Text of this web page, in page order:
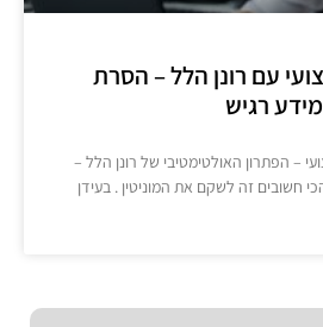
עם רונן הלל – הסרת
רגיש
– הפתרון האולטימטיבי של רונן הלל –
חשובים זה לשקם את המוניטין . בעידן